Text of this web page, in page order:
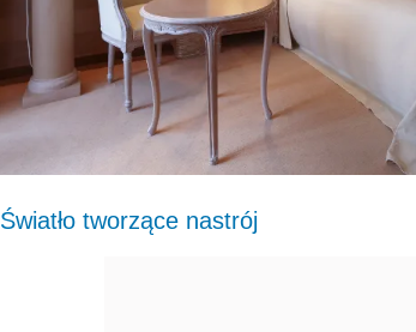
Światło tworzące nastrój